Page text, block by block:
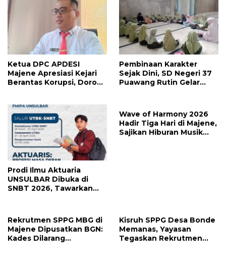
Ketua DPC APDESI
Majene Apresiasi Kejari
Berantas Korupsi, Dorong
Pembinaan Karakter
Sejak Dini, SD Negeri 37
Puawang Rutin Gelar
Prodi Ilmu Aktuaria
UNSULBAR Dibuka di
SNBT 2026, Tawarkan
Wave of Harmony 2026
Hadir Tiga Hari di Majene,
Sajikan Hiburan Musik
Rekrutmen SPPG MBG di
Majene Dipusatkan BGN:
Kades Dilarang
Kisruh SPPG Desa Bonde
Memanas, Yayasan
Tegaskan Rekrutmen